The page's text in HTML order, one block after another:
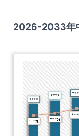
2026-2033年